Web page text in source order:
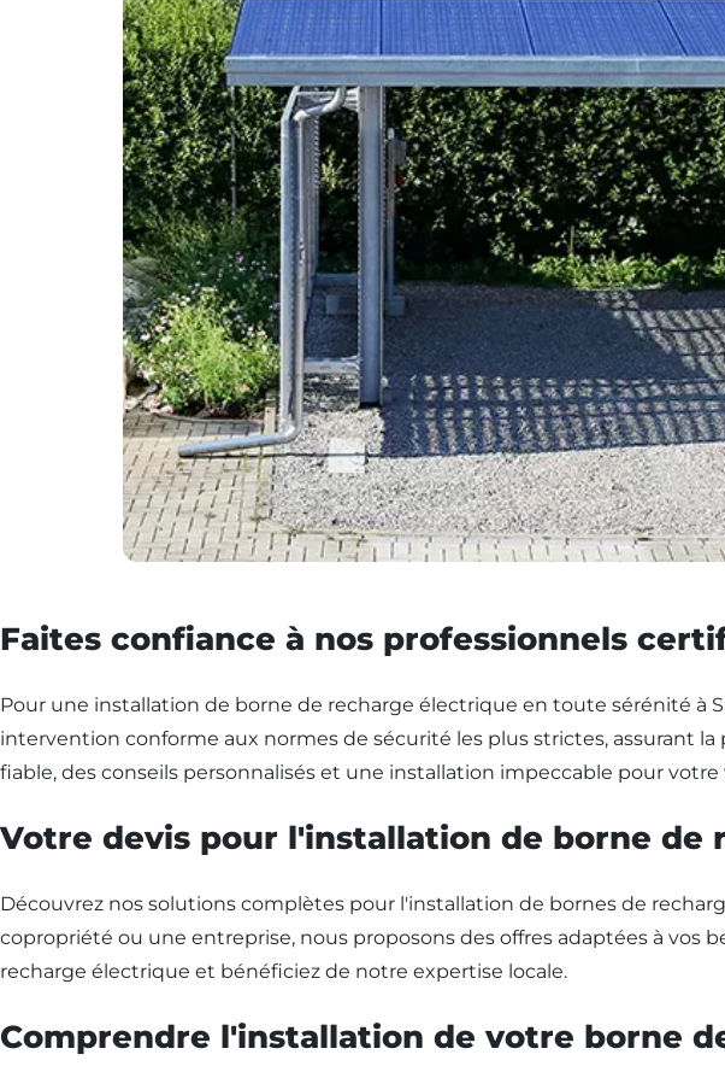
Faites confiance à nos professionnels
Pour une installation de borne de recharge électrique en toute sérénité à
intervention conforme aux normes de sécurité les plus strictes, assurant
fiable, des conseils personnalisés et une installation impeccable pour
Votre devis pour l'installation de borne de
Découvrez nos solutions complètes pour l'installation de bornes de
copropriété ou une entreprise, nous proposons des offres adaptées à
recharge électrique et bénéficiez de notre expertise locale.
Comprendre l'installation de votre borne